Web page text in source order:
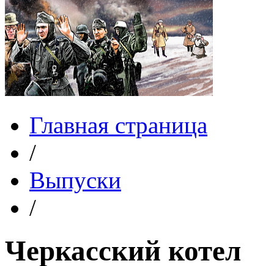
Главная страница
/
Выпуски
/
Черкасский котел